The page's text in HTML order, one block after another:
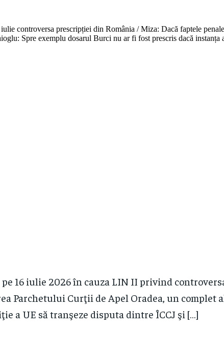
pe 16 iulie 2026 în cauza LIN II privind
Parchetului Curţii de Apel Oradea, un complet
a UE să tranşeze disputa dintre ÎCCJ şi […]